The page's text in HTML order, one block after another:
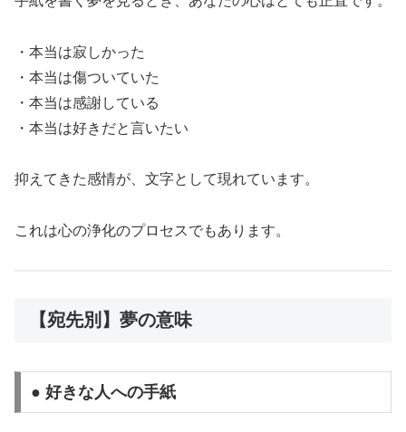
・本当は寂しかった
・本当は傷ついていた
・本当は感謝している
・本当は好きだと言いたい
抑えてきた感情が、文字として現れています。
これは心の浄化のプロセスでもあります。
【宛先別】夢の意味
● 好きな人への手紙